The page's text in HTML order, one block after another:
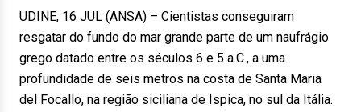
UDINE, 16 JUL (ANSA) – Cientistas conseguiram
resgatar do fundo do mar grande parte de um naufrágio
grego datado entre os séculos 6 e 5 a.C., a uma
profundidade de seis metros na costa de Santa Maria
del Focallo, na região siciliana de Ispica, no sul da Itália.